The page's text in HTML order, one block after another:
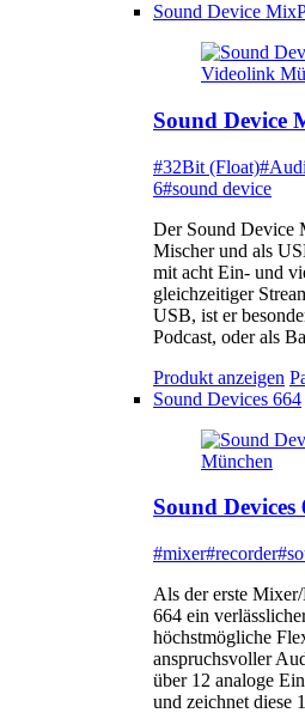
Sound Device
Sound Device
#32Bit (Float)
6#sound device
Der Sound Device
Mischer und als
mit acht Ein- und
gleichzeitiger
USB, ist er
Podcast, oder als
Produkt anzeigen
Sound Devices 664
Sound Devices
#mixer#recorder
Als der erste
664 ein
höchstmögliche
anspruchsvoller
über 12 analoge
und zeichnet diese